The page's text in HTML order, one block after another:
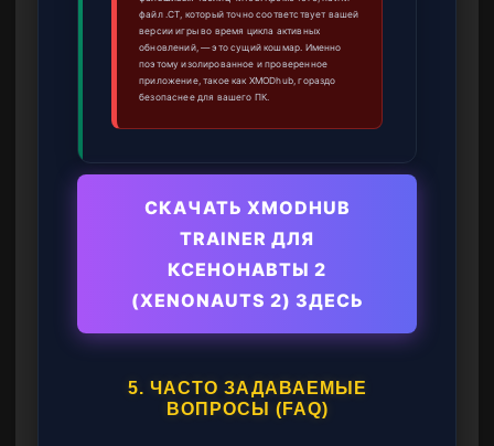
файл .CT, который точно соответствует вашей
версии игры во время цикла активных
обновлений, — это сущий кошмар. Именно
поэтому изолированное и проверенное
приложение, такое как XMODhub, гораздо
безопаснее для вашего ПК.
СКАЧАТЬ XMODHUB
TRAINER ДЛЯ
КСЕНОНАВТЫ 2
(XENONAUTS 2) ЗДЕСЬ
5. ЧАСТО ЗАДАВАЕМЫЕ
ВОПРОСЫ (FAQ)